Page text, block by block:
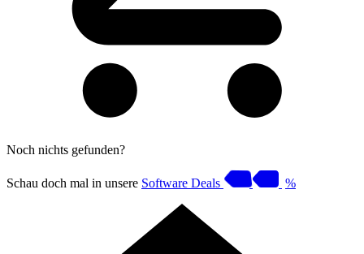
Noch nichts gefunden?
Schau doch mal in unsere Software Deals %